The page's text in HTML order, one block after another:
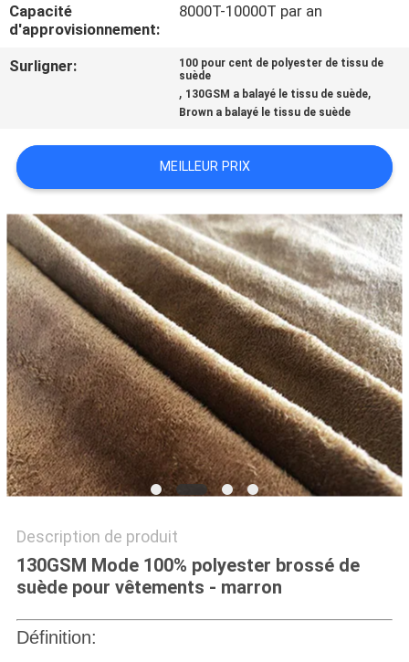
CONTACTEZ-
NOUS
DEMANDEZ
UNE
CITATION
PLAN
DU
SITE
PRIVACY
POLICY
Capacité
d'approvisionnement:
8000T-10000T par an
Surligner:
100 pour cent de polyester de tissu de
suède
, 130GSM a balayé le tissu de suède,
Brown a balayé le tissu de suède
MEILLEUR PRIX
Description de produit
130GSM Mode 100% polyester brossé de
suède pour vêtements - marron
Définition: